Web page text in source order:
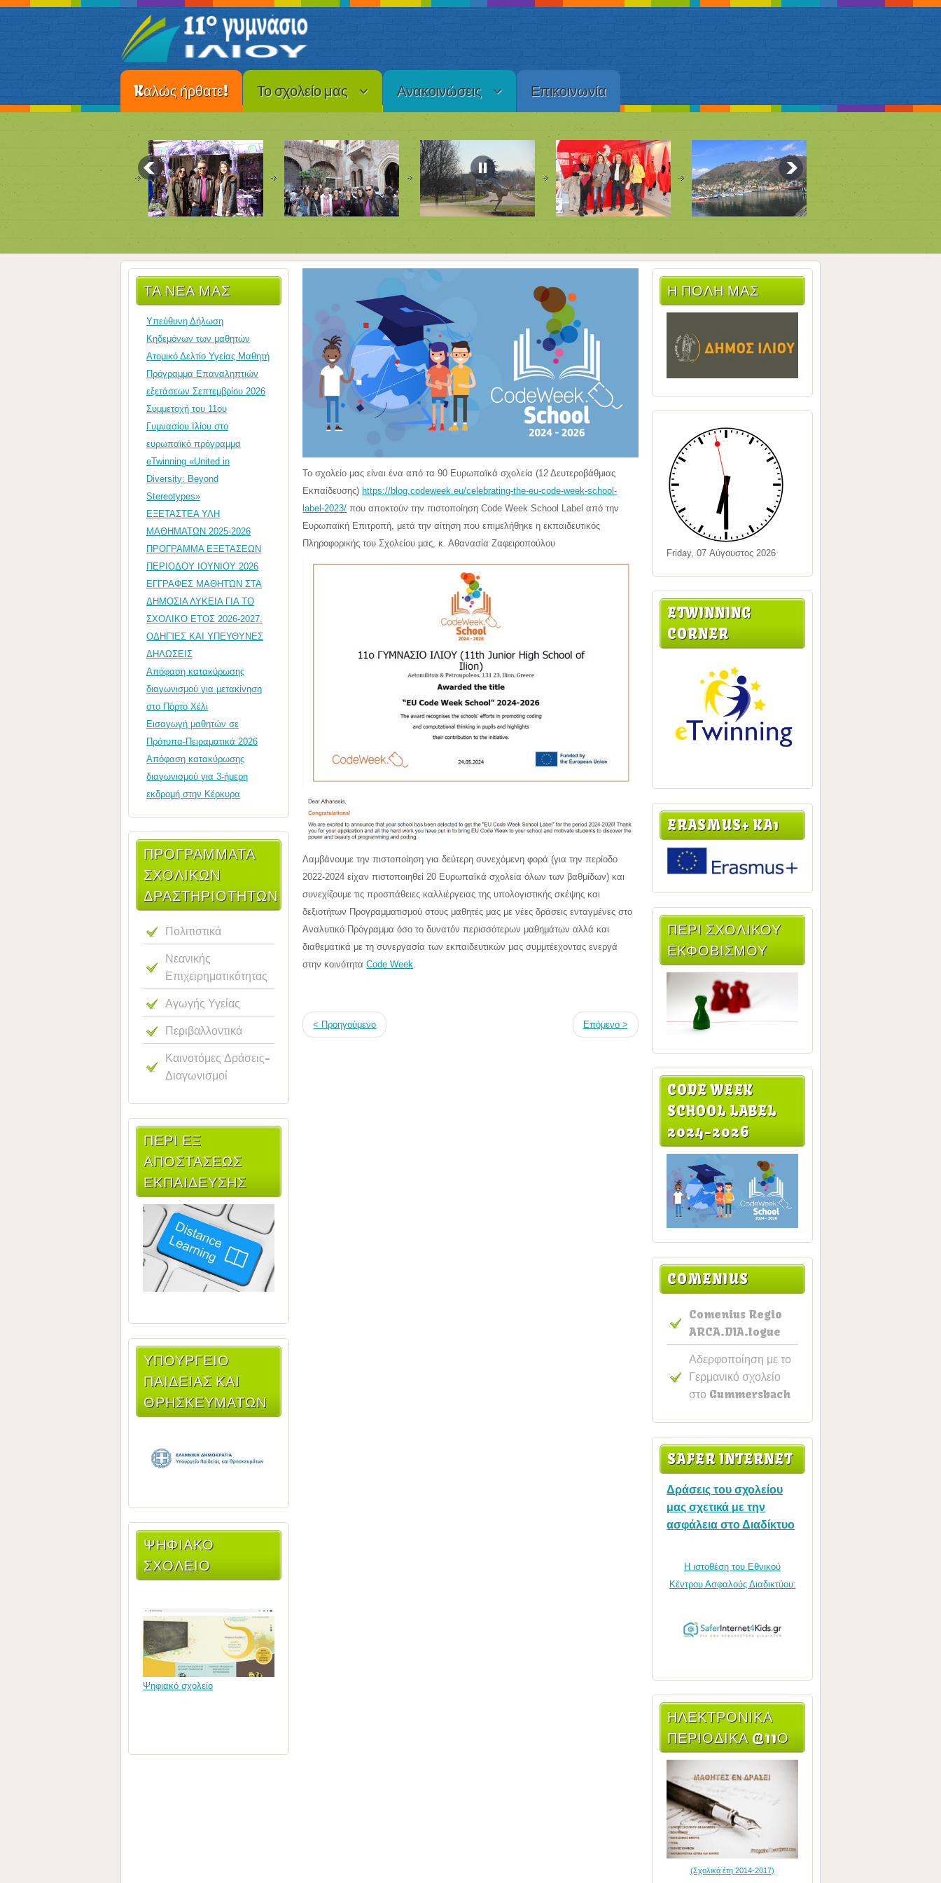
Kαλώς ήρθατε! Το σχολείο μας Ανακοινώσεις Επικοινωνία
ΤΑ ΝΈΑ ΜΑΣ
Υπεύθυνη Δήλωση
Κηδεμόνων των μαθητών
Ατομικό Δελτίο Υγείας Μαθητή
Πρόγραμμα Επαναληπτιών
εξετάσεων Σεπτεμβρίου 2026
Συμμετοχή του 11ου
Γυμνασίου Ιλίου στο
ευρωπαϊκό πρόγραμμα
eTwinning «United in
Diversity: Beyond
Stereotypes»
ΕΞΕΤΑΣΤΕΑ ΥΛΗ
ΜΑΘΗΜΑΤΩΝ 2025-2026
ΠΡΟΓΡΑΜΜΑ ΕΞΕΤΑΣΕΩΝ
ΠΕΡΙΟΔΟΥ ΙΟΥΝΙΟΥ 2026
ΕΓΓΡΑΦΕΣ ΜΑΘΗΤΏΝ ΣΤΑ
ΔΗΜΟΣΙΑ ΛΥΚΕΙΑ ΓΙΑ ΤΟ
ΣΧΟΛΙΚΟ ΕΤΟΣ 2026-2027.
ΟΔΗΓΊΕΣ ΚΑΙ ΥΠΕΥΘΥΝΕΣ
ΔΗΛΩΣΕΙΣ
Απόφαση κατακύρωσης
διαγωνισμού για μετακίνηση
στο Πόρτο Χέλι
Εισαγωγή μαθητών σε
Πρότυπα-Πειραματικά 2026
Απόφαση κατακύρωσης
διαγωνισμού για 3-ήμερη
εκδρομή στην Κέρκυρα
ΠΡΟΓΡΑΜΜΑΤΑ
ΣΧΟΛΙΚΩΝ
ΔΡΑΣΤΗΡΙΟΤΗΤΩΝ
Πολιτιστικά
Νεανικής
Επιχειρηματικότητας
Αγωγής Υγείας
Περιβαλλοντικά
Καινοτόμες Δράσεις-
Διαγωνισμοί
ΠΕΡΙ ΕΞ
ΑΠΟΣΤΑΣΕΩΣ
ΕΚΠΑΙΔΕΥΣΗΣ
ΥΠΟΥΡΓΕΊΟ
ΠΑΙΔΕΊΑΣ ΚΑΙ
ΘΡΗΣΚΕΥΜΆΤΩΝ
ΨΗΦΙΑΚΟ
ΣΧΟΛΕΙΟ
Ψηφιακό σχολείο
To σχολείο μας είναι ένα από τα 90 Eυρωπαϊκά σχολεία (12 Δευτεροβάθμιας
Εκπαίδευσης) https://blog.codeweek.eu/celebrating-the-eu-code-week-school-
label-2023/ που αποκτούν την πιστοποίηση Code Week School Label από την
Ευρωπαϊκή Επιτροπή, μετά την αίτηση που επιμελήθηκε η εκπαιδευτικός
Πληροφορικής του Σχολείου μας, κ. Αθανασία Ζαφειροπούλου
Λαμβάνουμε την πιστοποίηση για δεύτερη συνεχόμενη φορά (για την περίοδο
2022-2024 είχαν πιστοποιηθεί 20 Ευρωπαϊκά σχολεία όλων των βαθμίδων) και
συνεχίζουμε τις προσπάθειες καλλιέργειας της υπολογιστικής σκέψης και
δεξιοτήτων Προγραμματισμού στους μαθητές μας με νέες δράσεις ενταγμένες στο
Αναλυτικό Πρόγραμμα όσο το δυνατόν περισσότερων μαθημάτων αλλά και
διαθεματικά με τη συνεργασία των εκπαιδευτικών μας συμμτέεχοντας ενεργά
στην κοινότηταCode Week.
< Προηγούμενο Επόμενο >
Η ΠΟΛΗ ΜΑΣ
Friday, 07 Αύγουστος 2026
ETWINNING
CORNER
ERASMUS+ KA1
ΠΕΡΙ ΣΧΟΛΙΚΟΥ
ΕΚΦΟΒΙΣΜΟΥ
CODE WEEK
SCHOOL LABEL
2024-2026
COMENIUS
Comenius Regio
ARCA.DIA.logue
Αδερφοποίηση με το
Γερμανικό σχολείο
στο Gummersbach
SAFER INTERNET
Δράσεις του σχολείου
μας σχετικά με την
ασφάλεια στο Διαδίκτυο
Η ιστοθέση του Εθνικού
Κέντρου Ασφαλούς Διαδικτύου:
ΗΛΕΚΤΡΟΝΙΚΆ
ΠΕΡΙΟΔΙΚΆ @11Ο
(Σχολικά έτη 2014-2017)